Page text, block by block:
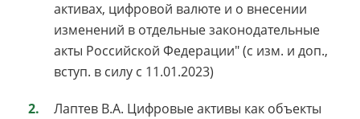
активах, цифровой валюте и о внесении
изменений в отдельные законодательные
акты Российской Федерации" (с изм. и доп.,
вступ. в силу с 11.01.2023)
Лаптев В.А. Цифровые активы как объекты